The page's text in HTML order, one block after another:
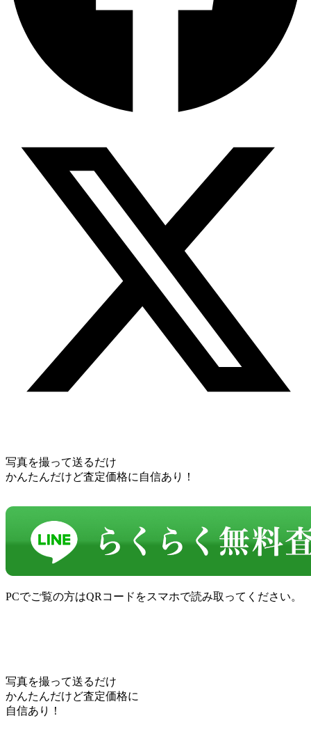
写真を撮って送るだけ
かんたんだけど査定価格に自信あり！
PCでご覧の方はQRコードをスマホで読み取ってください。
写真を撮って送るだけ
かんたんだけど査定価格に
自信あり！